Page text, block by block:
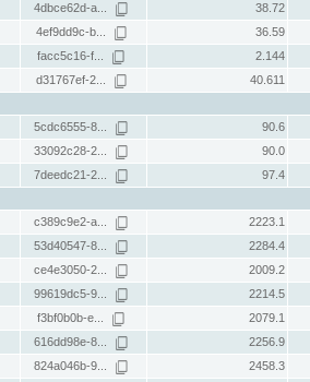
4dbce62d-a... 38.72
4ef9dd9c-b... 36.59
facc5c16-f... 2.144
d31767ef-2... 40.611
5cdc6555-8... 90.6
33092c28-2... 90.0
7deedc21-2... 97.4
c389c9e2-a... 2223.1
53d40547-8... 2284.4
ce4e3050-2... 2009.2
99619dc5-9... 2214.5
f3bf0b0b-e... 2079.1
616dd98e-8... 2256.9
824a046b-9... 2458.3